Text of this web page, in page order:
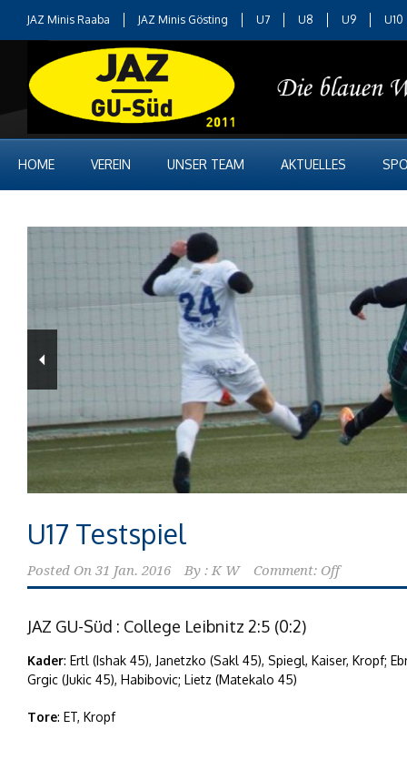
JAZ Minis Raaba JAZ Minis Gösting U7 U8 U9 U10
HOME VEREIN UNSER TEAM AKTUELLES
U17 Testspiel
Posted On 31 Jan. 2016 By : K W Comment: Off
JAZ GU-Süd : College Leibnitz 2:5 (0:2)
Kader: Ertl (Ishak 45), Janetzko (Sakl 45), Spiegl, Kaiser, Kropf;
Grgic (Jukic 45), Habibovic; Lietz (Matekalo 45)
Tore: ET, Kropf